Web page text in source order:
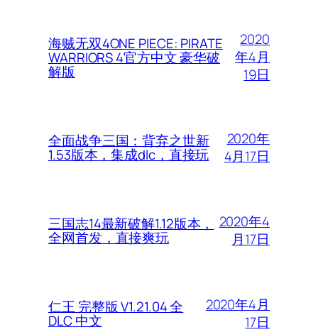
海贼无双4ONE PIECE: PIRATE
WARRIORS 4官方中文 豪华破
解版
2020
年4月
19日
全面战争三国：背弃之世新
1.53版本，集成dlc，直接玩
2020年
4月17日
三国志14最新破解1.12版本，
全网首发，直接爽玩
2020年4
月17日
仁王 完整版 V1.21.04 全
DLC 中文
2020年4月
17日